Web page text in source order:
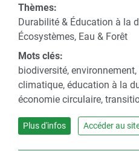
Thèmes:
Durabilité & Éducation à la
Écosystèmes, Eau & Forêt
Mots clés:
biodiversité,
climatique, éducation à la
économie circulaire,
Plus d'infos Accéder au